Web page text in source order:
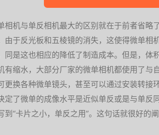
相机与单反相机最大的区别就在于前者省略
由于反光板和五棱镜的消失，这使得微单相
同是这也相应的降低了制造成本。但是，体
有缩水，大部分厂家的微单相机都使用了与
更换各种微单镜头，甚至可以通过安装转接
定了微单的成像水平是近似单反或是与单反
到“卡片之小，单反之用”。这句话就很好的